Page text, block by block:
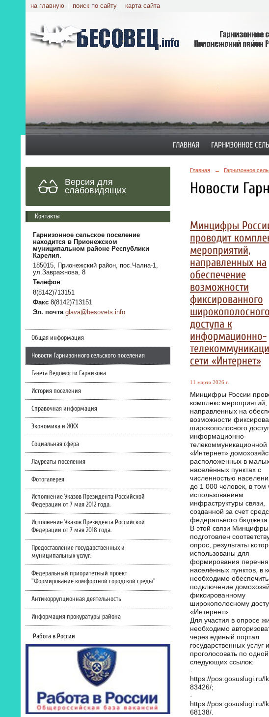
на главную поиск по сайту карта сайта
ГЛАВНАЯ ГАРНИЗОННОЕ
Версия для
слабовидящих
Контакты
Гарнизонное сельское поселение
находится в Прионежском
муниципальном районе Республики
Карелия.
185015, Прионежский район, пос.Чална-1,
ул.Завражнова, 8
Телефон
8(8142)713151
Факс 8(8142)713151
Эл. почта glava@besovets.info
Общая информация
Новости Гарнизонного сельского поселения
Газета Ведомости Гарнизона
История поселения
Справочная информация
Экономика и ЖКХ
Социальная сфера
Лауреаты поселения
Фотогалерея
Исполнение Указов Президента Российской
Федерации от 7 мая 2012 года.
Исполнение Указов Президента Российской
Федерации от 7 мая 2018 года.
Предоставление государственных и
муниципальных услуг.
Федеральный приоритетный проект
"Формирование комфортной городской среды"
Антикоррупционная деятельность
Информация прокуратуры района
Работа в России
Главная → Гарнизонное
Новости
Минцифры
проводит
мероприятий,
направленных на
обеспечение
возможности
фиксированного
широкополосного
доступа к
информационно-
сети «Интернет»
11 марта 2026 г.
Минцифры России
комплекс мероприятий,
направленных на
возможности
широкополосного
информационно-
телекоммуникационной
«Интернет»
расположенных в
населённых пунктах с
численностью
до 1 000 человек, в том
использованием
инфраструктуры связи,
созданной за счет
федерального бюджета.
В этой связи Минцифры
подготовлен
опрос, результаты
использованы для
формирования перечня
населённых пунктов, в
необходимо обеспечить
подключение
фиксированному
широкополосному
«Интернет».
Для участия в опросе
необходимо
через единый портал
государственных услуг и
проголосовать по
следующих ссылок:
-
https://pos.gosuslugi.ru/
83426/;
-
https://pos.gosuslugi.ru/
68138/.